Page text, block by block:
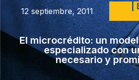
12 septiembre, 2011
El microcrédito: un
especializado con
necesario y